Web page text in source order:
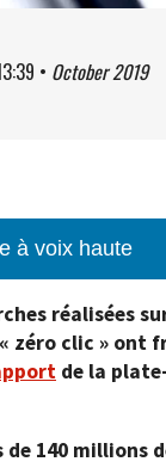
• October 2019
à voix haute
réalisées
zéro clic » ont
de la
140 millions